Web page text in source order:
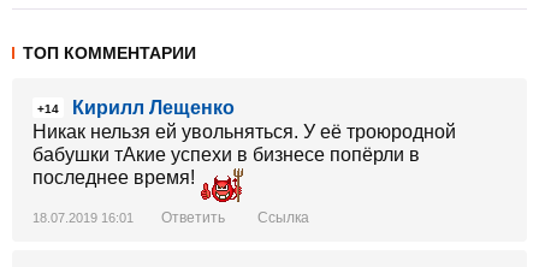
ТОП КОММЕНТАРИИ
+14
Кирилл Лещенко
Никак нельзя ей увольняться. У её троюродной
бабушки тАкие успехи в бизнесе попёрли в
последнее время!
18.07.2019 16:01 Ответить Ссылка